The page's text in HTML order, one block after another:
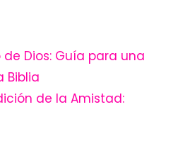
Dios: Guía para una
Biblia
de la Amistad: